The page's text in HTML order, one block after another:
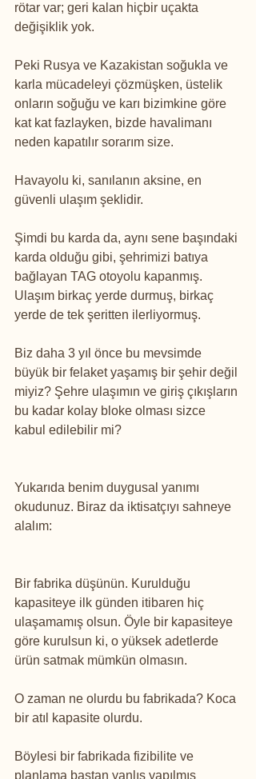
rötar var; geri kalan hiçbir uçakta
değişiklik yok.
Peki Rusya ve Kazakistan soğukla ve
karla mücadeleyi çözmüşken, üstelik
onların soğuğu ve karı bizimkine göre
kat kat fazlayken, bizde havalimanı
neden kapatılır sorarım size.
Havayolu ki, sanılanın aksine, en
güvenli ulaşım şeklidir.
Şimdi bu karda da, aynı sene başındaki
karda olduğu gibi, şehrimizi batıya
bağlayan TAG otoyolu kapanmış.
Ulaşım birkaç yerde durmuş, birkaç
yerde de tek şeritten ilerliyormuş.
Biz daha 3 yıl önce bu mevsimde
büyük bir felaket yaşamış bir şehir değil
miyiz? Şehre ulaşımın ve giriş çıkışların
bu kadar kolay bloke olması sizce
kabul edilebilir mi?
Yukarıda benim duygusal yanımı
okudunuz. Biraz da iktisatçıyı sahneye
alalım:
Bir fabrika düşünün. Kurulduğu
kapasiteye ilk günden itibaren hiç
ulaşamamış olsun. Öyle bir kapasiteye
göre kurulsun ki, o yüksek adetlerde
ürün satmak mümkün olmasın.
O zaman ne olurdu bu fabrikada? Koca
bir atıl kapasite olurdu.
Böylesi bir fabrikada fizibilite ve
planlama baştan yanlış yapılmış